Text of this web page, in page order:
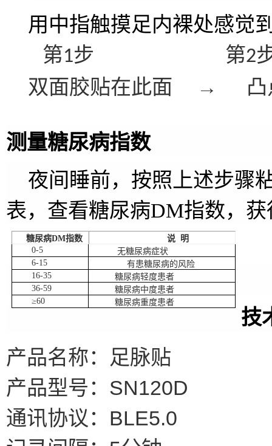
用中指触摸足内裸处感觉
第1步 第2
双面胶贴在此面
→
测量糖尿病指数
夜间睡前，按照上述步骤
表，查看糖尿病DM指数，
糖尿病DM指数
说 明
0-5
无糖尿病症状
6-15
有患糖尿病的风险
16-35
糖尿病轻度患者
36-59
糖尿病中度患者
≥60 糖尿病重度患者
技
产品名称：足脉贴
产品型号： SN120D
通讯协议： BLE5.0